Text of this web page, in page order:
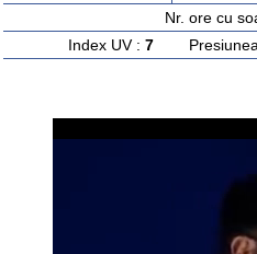
Nr. ore cu
Index UV : 7Presiunea